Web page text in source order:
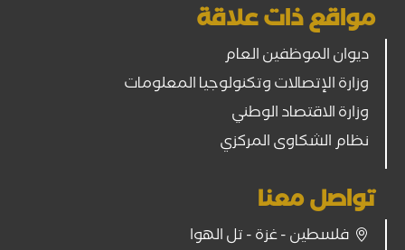
مواقع ذات علاقة
ديوان الموظفين العام
وزارة الإتصالات وتكنولوجيا المعلومات
وزارة الاقتصاد الوطني
نظام الشكاوى المركزي
تواصل معنا
فلسطين - غزة - تل الهوا